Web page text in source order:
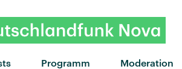
Programm Moderation
"You don't know"